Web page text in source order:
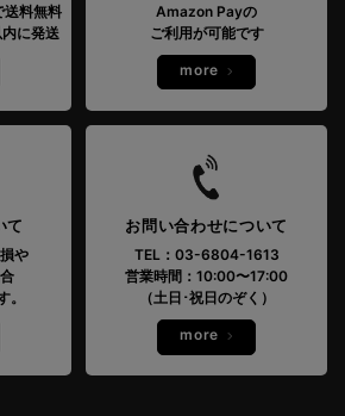
料無料
に発送
Amazon Payの
ご利用が可能です
more
て
や
。
お問い合わせについて
TEL：03-6804-1613
営業時間：10:00〜17:00
（土日･祝日のぞく）
more